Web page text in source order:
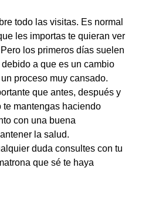
todo las visitas. Es normal
les importas te quieran ver
los primeros días suelen
a que es un cambio
proceso muy cansado.
que antes, después y
te mantengas haciendo
con una buena
la salud.
duda consultes con tu
que sé te haya